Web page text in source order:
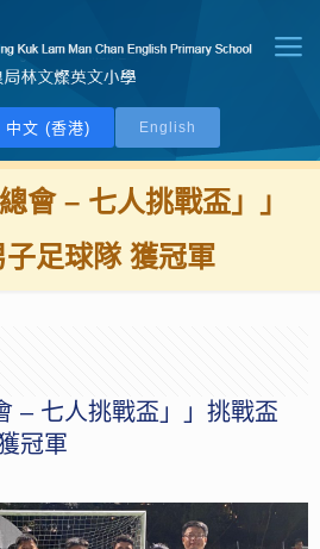
中文 (香港) English
會 – 七人挑戰盃」」
足球隊 獲冠軍
– 七人挑戰盃」」挑戰盃
冠軍